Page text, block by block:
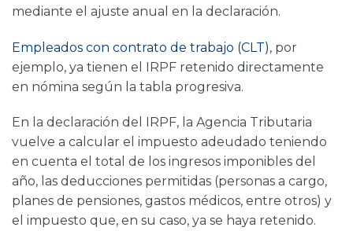
mediante el ajuste anual en la declaración.
Empleados con contrato de trabajo (CLT), por
ejemplo, ya tienen el IRPF retenido directamente
en nómina según la tabla progresiva.
En la declaración del IRPF, la Agencia Tributaria
vuelve a calcular el impuesto adeudado teniendo
en cuenta el total de los ingresos imponibles del
año, las deducciones permitidas (personas a cargo,
planes de pensiones, gastos médicos, entre otros) y
el impuesto que, en su caso, ya se haya retenido.